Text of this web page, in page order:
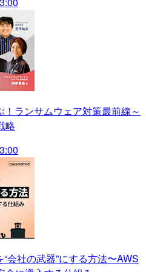
！ランサムウェア対策最前線～
略
会社の武器”にする方法〜AWS